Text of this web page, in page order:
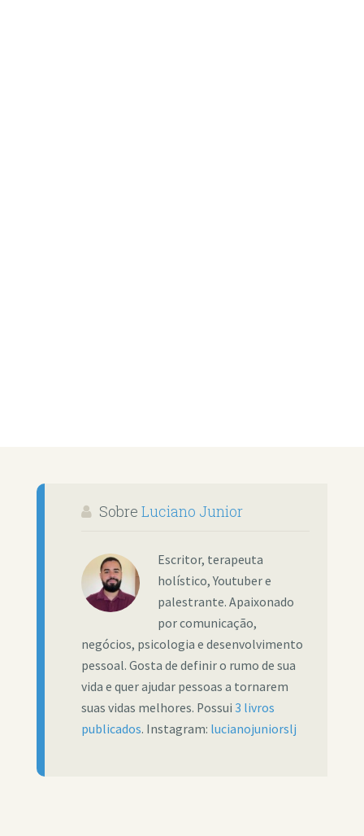
Sobre Luciano Junior
Escritor, terapeuta
holístico, Youtuber e
palestrante. Apaixonado
por comunicação,
negócios, psicologia e desenvolvimento
pessoal. Gosta de definir o rumo de sua
vida e quer ajudar pessoas a tornarem
suas vidas melhores. Possui 3 livros
publicados. Instagram: lucianojuniorslj